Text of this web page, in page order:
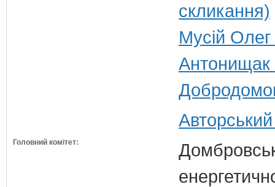
скликання)
Мусій
Антонищак
Головний комітет: